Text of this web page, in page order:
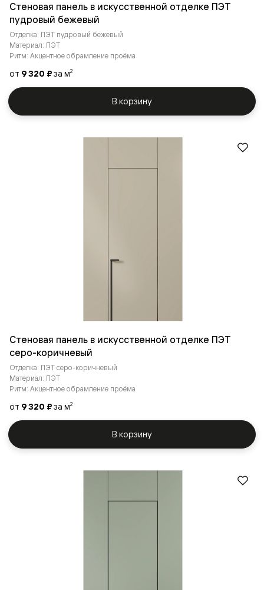
Стеновая панель в искусственной отделке ПЭТ
пудровый бежевый
Отделка: ПЭТ пудровый бежевый
Материал: ПЭТ
Ритм: Акцентное обрамление проёма
от 9 320 ₽за м2
В корзину
Стеновая панель в искусственной отделке ПЭТ
серо-коричневый
Отделка: ПЭТ серо-коричневый
Материал: ПЭТ
Ритм: Акцентное обрамление проёма
от 9 320 ₽за м2
В корзину